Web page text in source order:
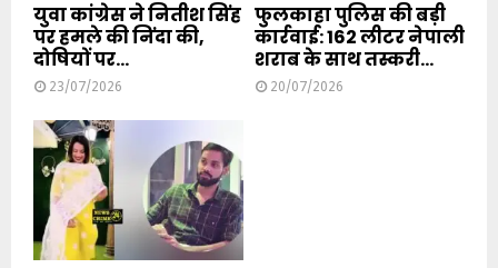
युवा कांग्रेस ने नितीश सिंह
पर हमले की निंदा की,
दोषियों पर...
23/07/2026
फुलकाहा पुलिस की बड़ी
कार्रवाई: 162 लीटर नेपाली
शराब के साथ तस्करी...
20/07/2026